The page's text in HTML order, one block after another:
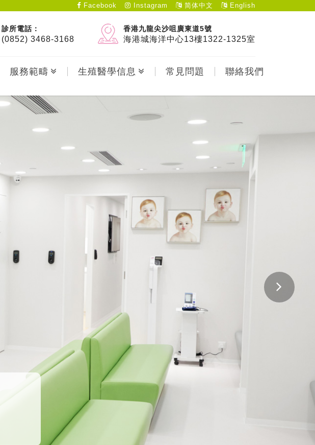
Facebook Instagram 简体中文 English
診所電話：
(0852) 3468-3168
香港九龍尖沙咀廣東道5號
海港城海洋中心13樓1322-1325室
服務範疇 生殖醫學信息 常見問題 聯絡我們